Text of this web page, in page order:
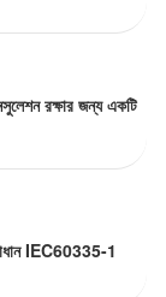
রক্ষার জন্য একটি
IEC60335-1